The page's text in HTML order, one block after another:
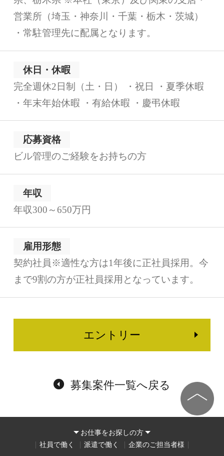
営業所（埼玉・神奈川・千葉・栃木・茨城）
・常駐管理先に配属となります。
休日・休暇
完全週休2日制（土・日） ・祝日 ・夏季休暇
・年末年始休暇 ・有給休暇 ・慶弔休暇
応募資格
ビル管理のご経験をお持ちの方
年収
年収300～650万円
雇用形態
契約社員※適性な方は1年後に正社員採用。今
まで9割の方が正社員採用となっています。
エントリー
募集案件一覧へ戻る
お仕事をお探しの方
社員で働く
派遣で働く 企業のご担当者様